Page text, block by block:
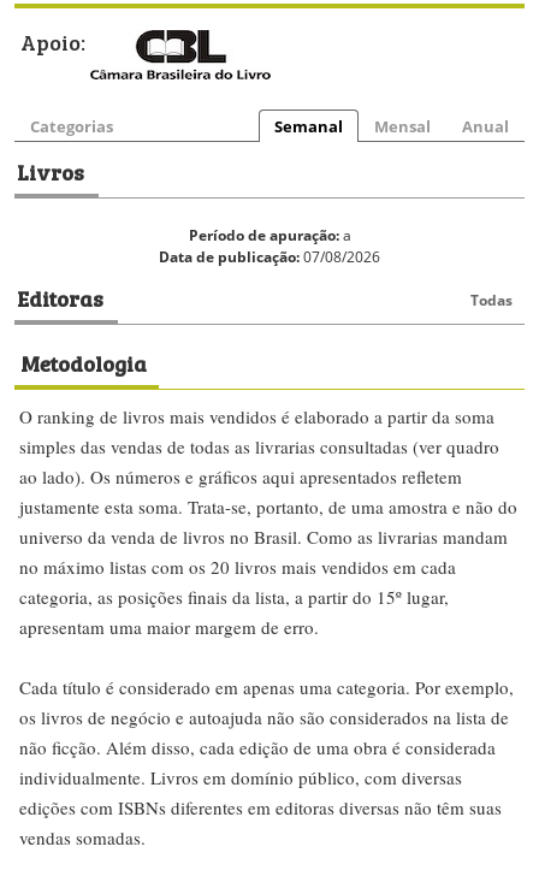
Apoio:
Categorias Semanal Mensal Anual
Livros
Período de apuração:a
Data de publicação:07/08/2026
Editoras Todas
Metodologia
O ranking de livros mais vendidos é elaborado a partir da soma
simples das vendas de todas as livrarias consultadas (ver quadro
ao lado). Os números e gráficos aqui apresentados refletem
justamente esta soma. Trata-se, portanto, de uma amostra e não do
universo da venda de livros no Brasil. Como as livrarias mandam
no máximo listas com os 20 livros mais vendidos em cada
categoria, as posições finais da lista, a partir do 15º lugar,
apresentam uma maior margem de erro.
Cada título é considerado em apenas uma categoria. Por exemplo,
os livros de negócio e autoajuda não são considerados na lista de
não ficção. Além disso, cada edição de uma obra é considerada
individualmente. Livros em domínio público, com diversas
edições com ISBNs diferentes em editoras diversas não têm suas
vendas somadas.